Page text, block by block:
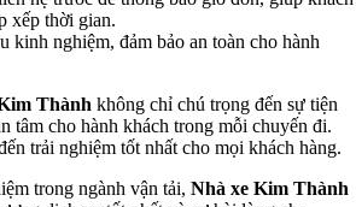
xếp thời gian.
kinh nghiệm, đảm bảo an toàn cho hành
Thành không chỉ chú trọng đến sự tiện
tâm cho hành khách trong mỗi chuyến đi.
trải nghiệm tốt nhất cho mọi khách hàng.
trong ngành vận tải, Nhà xe Kim Thành